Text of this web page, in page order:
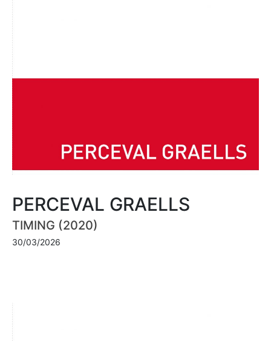
PERCEVAL GRAELLS
TIMING (2020)
30/03/2026